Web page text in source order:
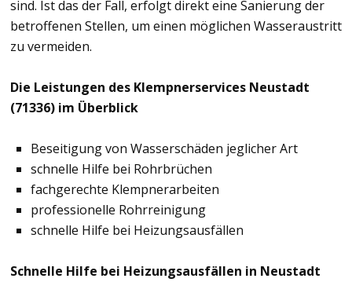
sind. Ist das der Fall, erfolgt direkt eine Sanierung der
betroffenen Stellen, um einen möglichen Wasseraustritt
zu vermeiden.
Die Leistungen des Klempnerservices Neustadt
(71336) im Überblick
Beseitigung von Wasserschäden jeglicher Art
schnelle Hilfe bei Rohrbrüchen
fachgerechte Klempnerarbeiten
professionelle Rohrreinigung
schnelle Hilfe bei Heizungsausfällen
Schnelle Hilfe bei Heizungsausfällen in Neustadt